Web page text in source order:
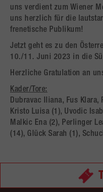
uns verdient zum Wiener
uns herzlich für die
frenetische Publikum!
Jetzt geht es zu den
10./11. Juni 2023 in die
Herzliche Gratulation an
Kader/Tore:
Dubravac Iliana, Fus Klara,
Kristo Luisa (1), Uvodic
Malkic Ena (2), Perlinger
(14), Glück Sarah (1),